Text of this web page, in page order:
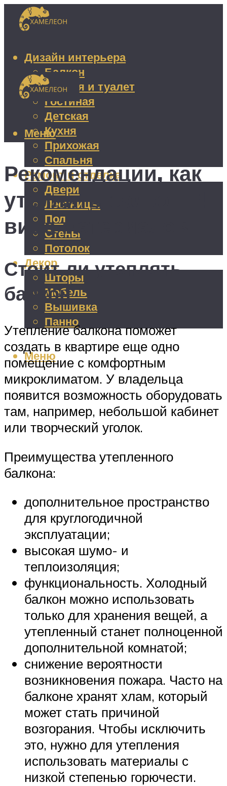
Дизайн интерьера
Балкон
Ванная и туалет
Гостиная
Детская
Кухня
Прихожая
Спальня
Ремонт и отделка
Двери
Лестницы
Пол
Стены
Потолок
Декор
Шторы
Мебель
Вышивка
Панно
Меню
Меню
Рекомендации, как
утеплить балкон: 4
вида материалов
Стоит ли утеплять
балкон
Утепление балкона поможет
создать в квартире еще одно
помещение с комфортным
микроклиматом. У владельца
появится возможность оборудовать
там, например, небольшой кабинет
или творческий уголок.
Преимущества утепленного
балкона:
дополнительное пространство
для круглогодичной
эксплуатации;
высокая шумо- и
теплоизоляция;
функциональность. Холодный
балкон можно использовать
только для хранения вещей, а
утепленный станет полноценной
дополнительной комнатой;
снижение вероятности
возникновения пожара. Часто на
балконе хранят хлам, который
может стать причиной
возгорания. Чтобы исключить
это, нужно для утепления
использовать материалы с
низкой степенью горючести.